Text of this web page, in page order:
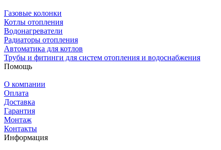
Газовые колонки
Котлы отопления
Водонагреватели
Радиаторы отопления
Автоматика для котлов
Трубы и фитинги для систем отопления и водоснабжения
Помощь
О компании
Оплата
Доставка
Гарантия
Монтаж
Контакты
Информация